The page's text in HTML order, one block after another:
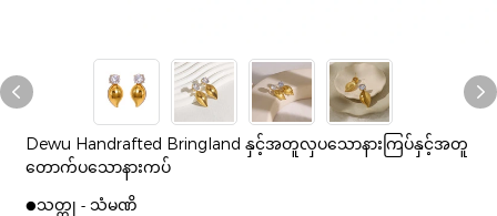
Dewu Handrafted Bringland နှင့်အတူလှပသောနားကြပ်နှင့်အတူ
တောက်ပသောနားကပ်
●သတ္တု - သံမဏိ